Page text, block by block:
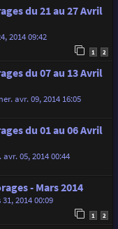
du 21 au 27 Avril
2014 09:42
1 2
du 07 au 13 Avril
avr. 09, 2014 16:05
du 01 au 06 Avril
avr. 05, 2014 00:44
- Mars 2014
2014 00:09
1 2